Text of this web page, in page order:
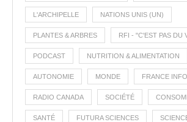
L'ARCHIPELLE NATIONS UNIS (UN)
PLANTES & ARBRES RFI - "C'EST PAS DU
PODCAST NUTRITION & ALIMENTATION
AUTONOMIE MONDE FRANCE INFO
RADIO CANADA SOCIÉTÉ
SANTÉ FUTURA SCIENCES